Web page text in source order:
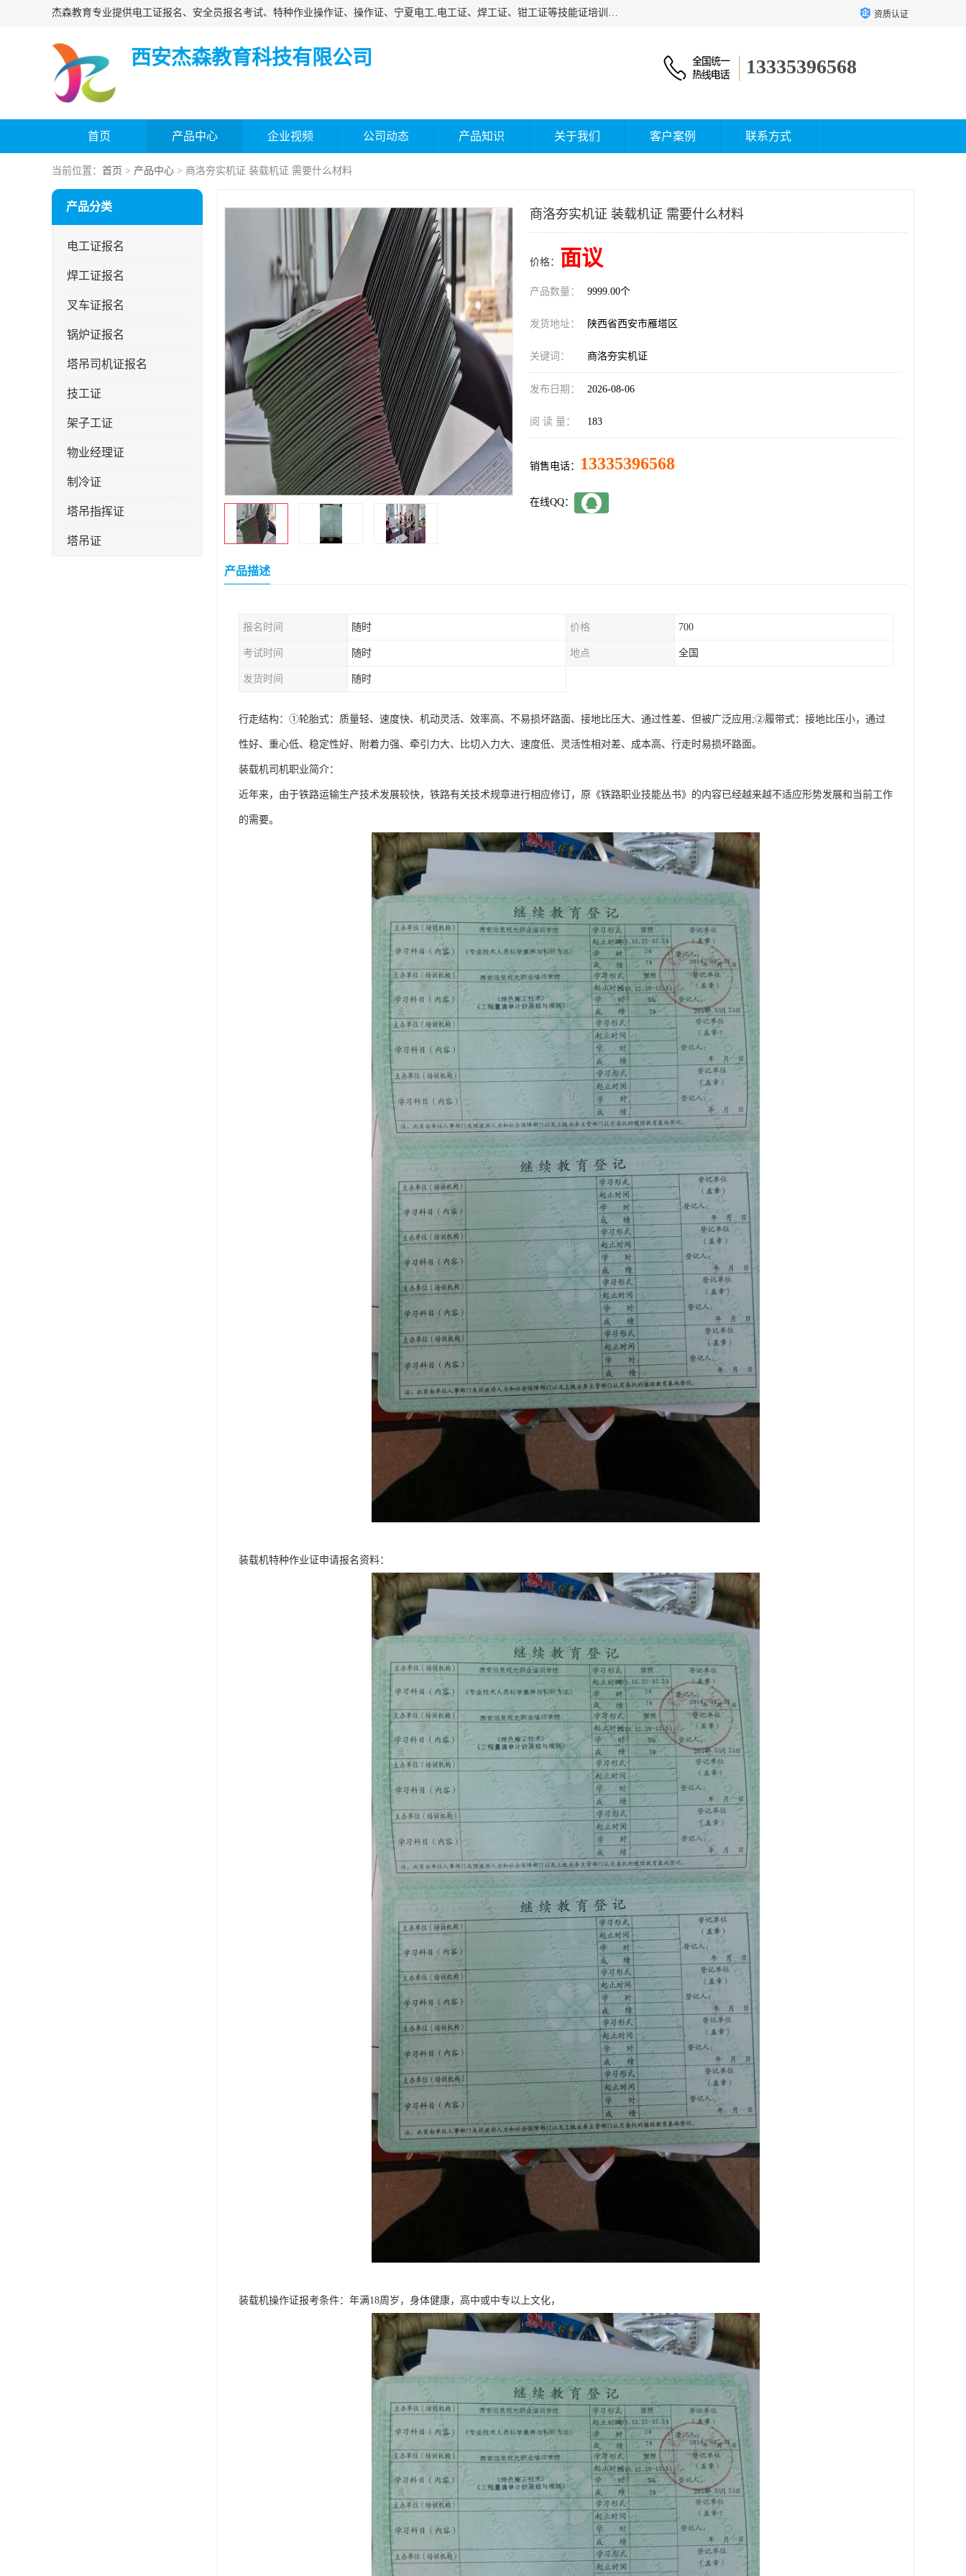
杰森教育专业提供电工证报名、安全员报名考试、特种作业操作证、操作证、宁夏电工,电工证、焊工证、钳工证等技能证培训课程。 资质认证
西安杰森教育科技有限公司 13335396568
首页 产品中心 企业视频 公司动态 产品知识 关于我们 客户案例 联系方式
当前位置： 首页 > 产品中心 > 商洛夯实机证 装载机证 需要什么材料
产品分类
电工证报名
焊工证报名
叉车证报名
锅炉证报名
塔吊司机证报名
技工证
架子工证
物业经理证
制冷证
塔吊指挥证
塔吊证
商洛夯实机证 装载机证 需要什么材料
价格： 面议
产品数量： 9999.00个
发货地址： 陕西省西安市雁塔区
关键词： 商洛夯实机证
发布日期： 2026-08-06
阅 读 量： 183
销售电话： 13335396568
在线QQ：
产品描述
报名时间 随时 价格 700
考试时间 随时 地点 全国
发货时间 随时
行走结构：①轮胎式：质量轻、速度快、机动灵活、效率高、不易损坏路面、接地比压大、通过性差、但被广泛应用;②履带式：接地比压小，通过
性好、重心低、稳定性好、附着力强、牵引力大、比切入力大、速度低、灵活性相对差、成本高、行走时易损坏路面。
装载机司机职业简介：
近年来，由于铁路运输生产技术发展较快，铁路有关技术规章进行相应修订，原《铁路职业技能丛书》的内容已经越来越不适应形势发展和当前工作
的需要。
装载机特种作业证申请报名资料：
装载机操作证报考条件：年满18周岁，身体健康，高中或中专以上文化，